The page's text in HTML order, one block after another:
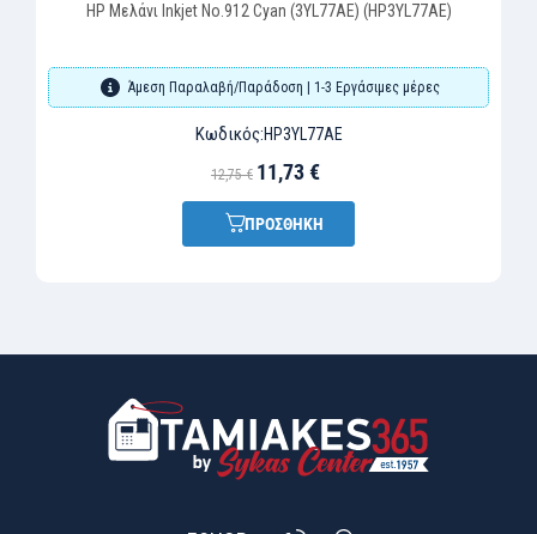
HP Μελάνι Inkjet No.912 Cyan (3YL77AE) (HP3YL77AE)
Άμεση Παραλαβή/Παράδοση | 1-3 Εργάσιμες μέρες
Κωδικός:HP3YL77AE
12,75 € 11,73 €
ΠΡΟΣΘΗΚΗ